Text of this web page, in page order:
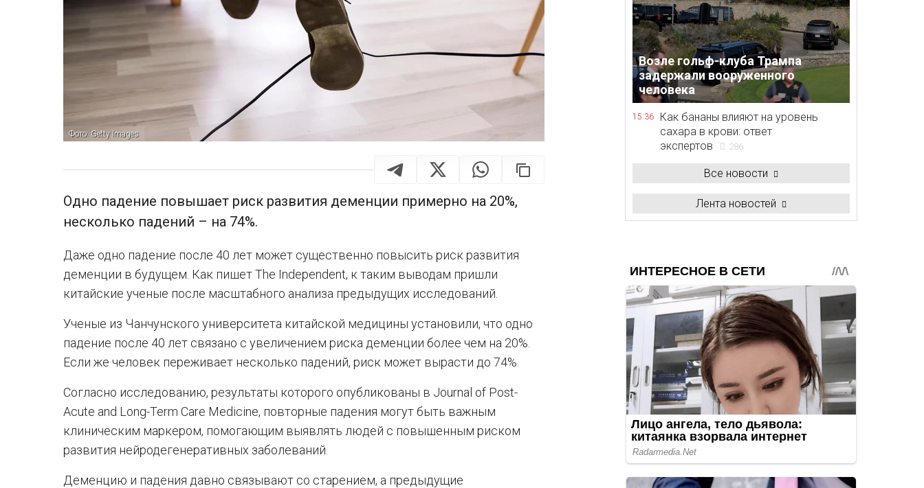
Фото: Getty Images
Одно падение повышает риск развития деменции примерно на 20%,
несколько падений – на 74%.
Даже одно падение после 40 лет может существенно повысить риск развития
деменции в будущем. Как пишет The Independent, к таким выводам пришли
китайские ученые после масштабного анализа предыдущих исследований.
Ученые из Чанчунского университета китайской медицины установили, что одно
падение после 40 лет связано с увеличением риска деменции более чем на 20%.
Если же человек переживает несколько падений, риск может вырасти до 74%.
Согласно исследованию, результаты которого опубликованы в Journal of Post-
Acute and Long-Term Care Medicine, повторные падения могут быть важным
клиническим маркером, помогающим выявлять людей с повышенным риском
развития нейродегенеративных заболеваний.
Деменцию и падения давно связывают со старением, а предыдущие
Возле гольф-клуба Трампа
задержали вооруженного
человека
15:36
Как бананы влияют на уровень
сахара в крови: ответ
экспертов
286
Все новости
Лента новостей